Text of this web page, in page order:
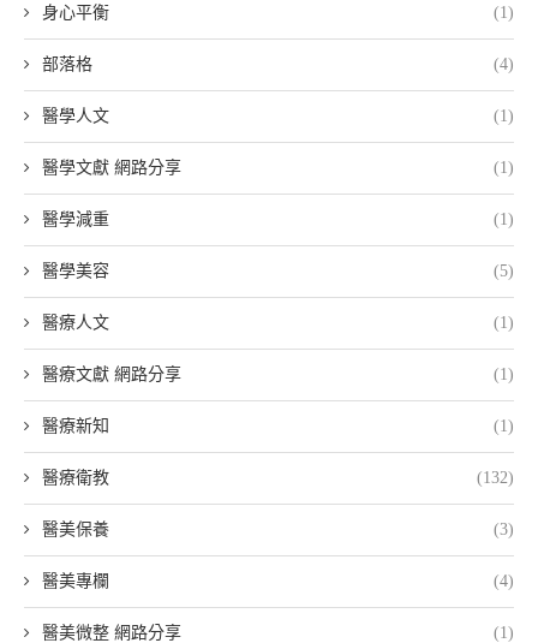
身心平衡 (1)
部落格 (4)
醫學人文 (1)
醫學文獻 網路分享 (1)
醫學減重 (1)
醫學美容 (5)
醫療人文 (1)
醫療文獻 網路分享 (1)
醫療新知 (1)
醫療衛教 (132)
醫美保養 (3)
醫美專欄 (4)
醫美微整 網路分享 (1)